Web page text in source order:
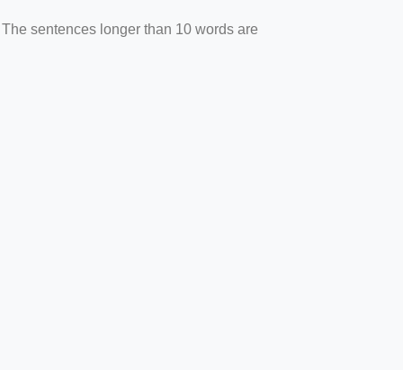
sentences longer than 10 words are